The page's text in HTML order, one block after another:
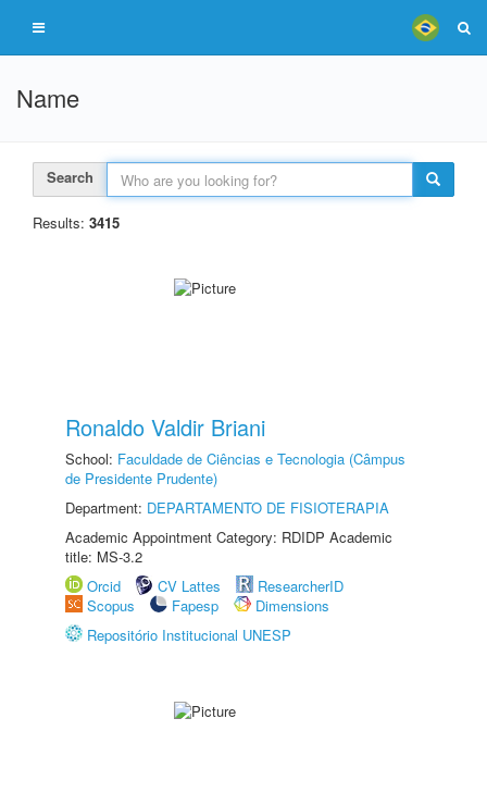
Name
Search
Results: 3415
Ronaldo Valdir Briani
School: Faculdade de Ciências e Tecnologia (Câmpus
de Presidente Prudente)
Department: DEPARTAMENTO DE FISIOTERAPIA
Academic Appointment Category: RDIDP Academic
title: MS-3.2
Orcid
CV Lattes
ResearcherID
Scopus
Fapesp
Dimensions
Repositório Institucional UNESP